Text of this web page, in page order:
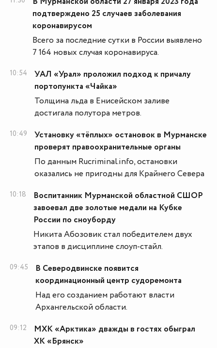
подтверждено 25 случаев заболевания
коронавирусом
Всего за последние сутки в России выявлено
7 164 новых случая коронавируса.
10:54
УАЛ «Урал» проложил подход к причалу
портопункта «Чайка»
Толщина льда в Енисейском заливе
достигала полутора метров.
10:49
Установку «тёплых» остановок в Мурманске
проверят правоохранительные органы
По данным Rucriminal.info, остановки
оказались не пригодны для Крайнего Севера
10:18
Воспитанник Мурманской областной СШОР
завоевал две золотые медали на Кубке
России по сноуборду
Никита Абозовик стал победителем двух
этапов в дисциплине слоуп-стайл.
09:45
В Северодвинске появится
координационный центр судоремонта
Над его созданием работают власти
Архангельской области.
09:12
МХК «Арктика» дважды в гостях обыграл
ХК «Брянск»